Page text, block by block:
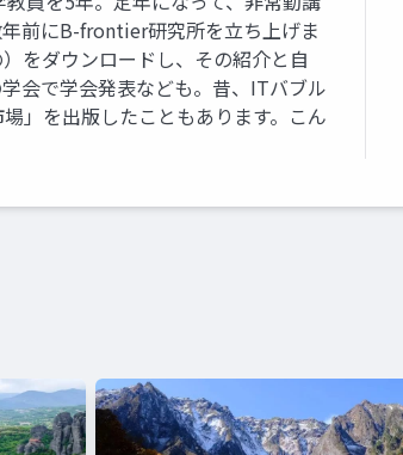
前にB-frontier研究所を立ち上げま
をダウンロードし、その紹介と自
会で学会発表なども。昔、ITバブル
」を出版したこともあります。こん